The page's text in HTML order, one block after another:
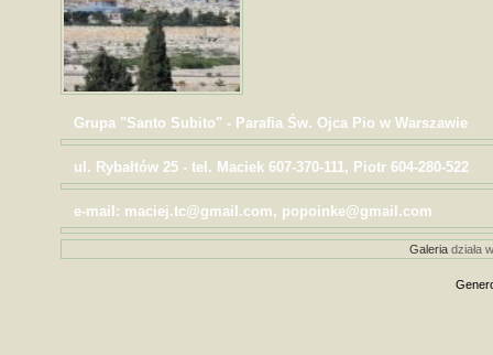
Grupa "Santo Subito" - Parafia Św. Ojca Pio w Warszawie
ul. Rybałtów 25 - tel. Maciek 607-370-111, Piotr 604-280-522
e-mail: maciej.tc@gmail.com, popoinke@gmail.com
Galeriadziała